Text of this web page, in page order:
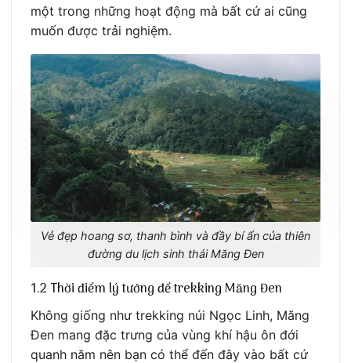
một trong những hoạt động mà bất cứ ai cũng
muốn được trải nghiệm.
Vẻ đẹp hoang sơ, thanh bình và đầy bí ẩn của thiên
đường du lịch sinh thái Măng Đen
1.2 Thời điểm lý tưởng để trekking Măng Đen
Không giống như trekking núi Ngọc Linh, Măng
Đen mang đặc trưng của vùng khí hậu ôn đới
quanh năm nên bạn có thể đến đây vào bất cứ